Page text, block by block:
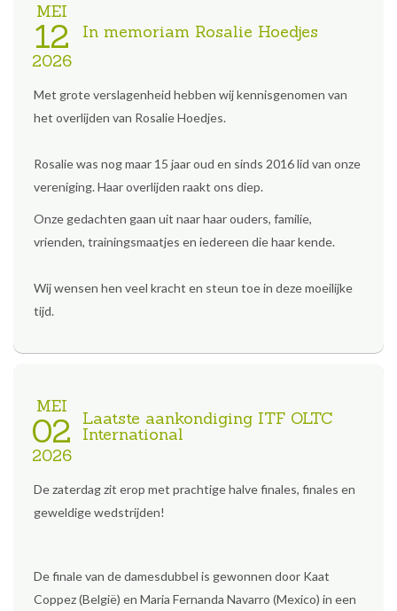
In memoriam Rosalie Hoedjes
MEI
12
2026
Met grote verslagenheid hebben wij kennisgenomen van
het overlijden van Rosalie Hoedjes.
Rosalie was nog maar 15 jaar oud en sinds 2016 lid van onze
vereniging. Haar overlijden raakt ons diep.
Onze gedachten gaan uit naar haar ouders, familie,
vrienden, trainingsmaatjes en iedereen die haar kende.
Wij wensen hen veel kracht en steun toe in deze moeilijke
tijd.
Laatste aankondiging ITF OLTC
International
MEI
02
2026
De zaterdag zit erop met prachtige halve finales, finales en
geweldige wedstrijden!
De finale van de damesdubbel is gewonnen door Kaat
Coppez (België) en Maria Fernanda Navarro (Mexico) in een